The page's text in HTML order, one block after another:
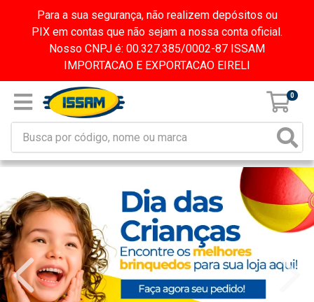
Para a sua segurança, não realizem depósitos ou
PIX em contas que não sejam a nossa conta oficial.
Nosso CNPJ é: 00.327.385/0002-87 ISSAM
IMPORTACAO E EXPORTACAO EIRELI
0